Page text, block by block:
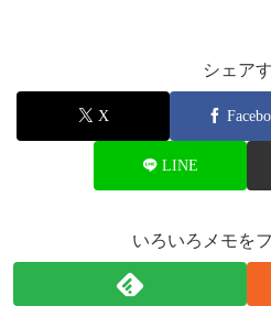
シェア
X
LINE
いろいろメモを